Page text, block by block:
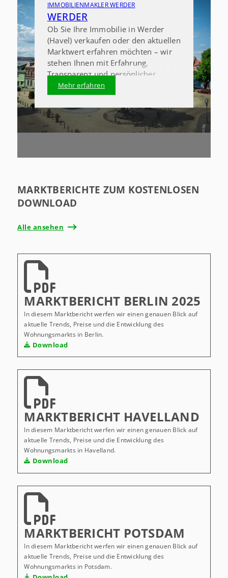
IMMOBILIENMAKLER WERDER
WERDER
Ob Sie Ihre Immobilie in Werder
(Havel) verkaufen oder den aktuellen
Marktwert erfahren möchten – wir
stehen Ihnen mit Erfahrung,
Transparenz und persönlicher
Beratung zur Seite. Als
Immobilienmakler in Werder (Havel)
kennen wir den regionalen Markt
genau und begleiten Ihren
Immobilienverkauf strukturiert,
Mehr erfahren
MARKTBERICHTE ZUM KOSTENLOSEN
DOWNLOAD
Alle ansehen
MARKTBERICHT BERLIN 2025
In diesem Marktbericht werfen wir einen genauen Blick auf
aktuelle Trends, Preise und die Entwicklung des
Wohnungsmarkts in Berlin.
Download
MARKTBERICHT HAVELLAND
In diesem Marktbericht werfen wir einen genauen Blick auf
aktuelle Trends, Preise und die Entwicklung des
Wohnungsmarkts in Havelland.
Download
MARKTBERICHT POTSDAM
In diesem Marktbericht werfen wir einen genauen Blick auf
aktuelle Trends, Preise und die Entwicklung des
Wohnungsmarkts in Potsdam.